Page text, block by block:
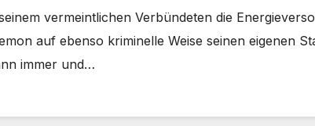
vermeintlichen Verbündeten die
auf ebenso kriminelle Weise seinen eigenen
immer und…